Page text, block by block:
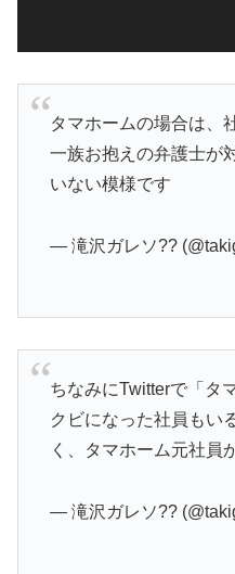
タマホームの場合は、
一族お抱えの弁護士が
いない模様です
— 滝沢ガレソ??
ちなみにTwitterで「タ
クビになった社員もい
く、タマホーム元社員
— 滝沢ガレソ??